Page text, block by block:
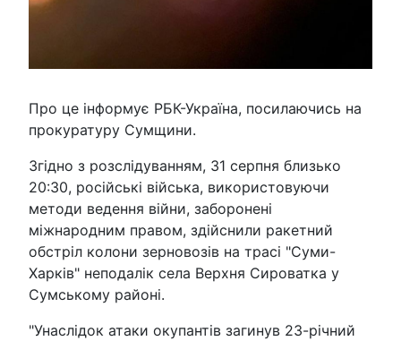
Про це інформує РБК-Україна, посилаючись на
прокуратуру Сумщини.
Згідно з розслідуванням, 31 серпня близько
20:30, російські війська, використовуючи
методи ведення війни, заборонені
міжнародним правом, здійснили ракетний
обстріл колони зерновозів на трасі "Суми-
Харків" неподалік села Верхня Сироватка у
Сумському районі.
"Унаслідок атаки окупантів загинув 23-річний